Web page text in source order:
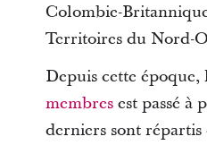
Colombie-
Territoires du Nord-
Depuis cette époque,
membresest passé à
derniers sont répartis